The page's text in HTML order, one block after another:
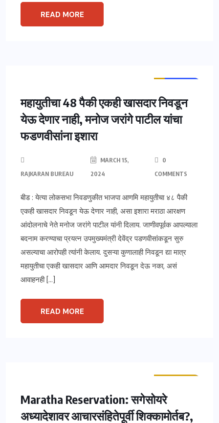
READ MORE
महायुतीचा 48 पैकी एकही खासदार निवडून
येऊ देणार नाही, मनोज जरांगे पाटील यांचा
फडणवीसांना इशारा
RAJKARAN BUREAU
MARCH 15,
2024
0
COMMENTS
बीड : येत्या लोकसभा निवडणुकीत भाजपा आणमि महायुतीचा ४८ पैकी
एकही खासदार निवडून येऊ देणार नाही, असा इशारा मराठा आरक्षण
आंदोलनाचे नेते मनोज जरांगे पाटील यांनी दिलाय. जाणीवपूर्वक आपल्याला
बदनाम करण्याचा प्रयत्न उपमुख्यमंत्री देवेंद्र पडणवीसांकडून सुरु
असल्याचा आरोपही त्यांनी केलाय. दुसऱ्या कुणालाही निवडून द्या मात्र
महायुतीचा एकही खासदार आणि आमदार निवडून देऊ नका, असं
आवाहनही […]
READ MORE
Maratha Reservation: सगेसोयरे
अध्यादेशावर आचारसंहितेपूर्वी शिक्कामोर्तब?,